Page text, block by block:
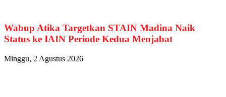
Wabup Atika Targetkan STAIN Madina Naik
Status ke IAIN Periode Kedua Menjabat
Minggu, 2 Agustus 2026